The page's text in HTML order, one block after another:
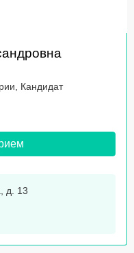
Кандидат
д. 13